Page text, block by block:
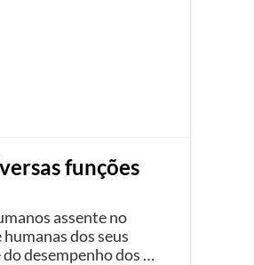
funções
assente no
dos seus
desempenho dos …